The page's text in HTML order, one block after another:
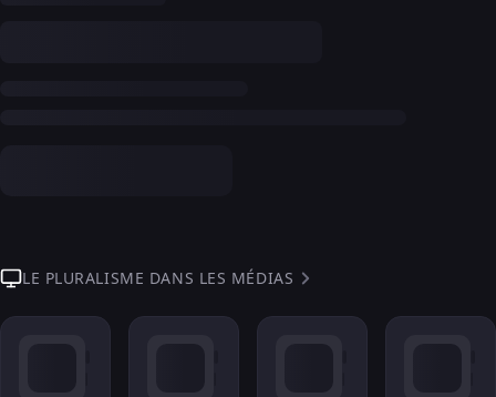
LE PLURALISME DANS LES MÉDIAS